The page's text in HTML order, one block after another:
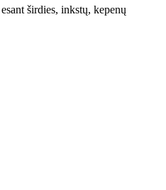
širdies, inkstų, kepenų